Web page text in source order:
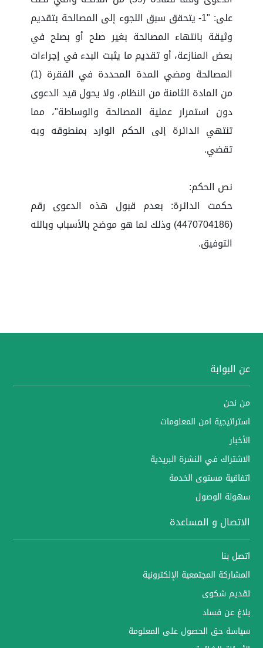
على: "1- يتحقق سبق اللجوء إلى المصالحة بتقديم
وثيقة بانتهاء المصالحة بغير صلح أو بصلح في
بعض المنازعة، أو تقديم ما يثبت البدء في إجراءات
المصالحة ومضي المدة المحددة في الفقرة (1)
من المادة الثامنة من النظام، ولا يحول قيد الدعوى
دون استمرار عملية المصالحة والوساطة"، مما
تنتهي الدائرة إلى الحكم الوارد بمنطوقه وبه
تقضي.
نص الحكم:
حكمت الدائرة: بعدم قبول هذه الدعوى رقم
(4470704186) وذلك لما هو موضح بالأسباب وبالله
التوفيق.
عن البوابة
من نحن
استراتيجية امن المعلومات
الأخبار
الاشتراك في النشرة البريدية
اتفاقية مستوى الخدمة
سهولة الوصول
الاتصال و المساعدة
اتصل بنا
المشاركة المجتمعية الإلكترونية
تقديم شكوى
بلاغ عن فساد
سياسة حق الحصول على المعلومة